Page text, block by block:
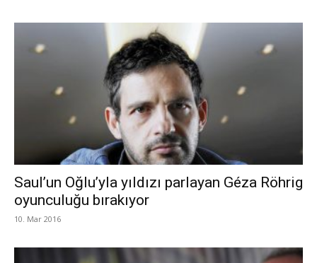
Saul’un Oğlu’yla yıldızı parlayan Géza Röhrig
oyunculuğu bırakıyor
10. Mar 2016